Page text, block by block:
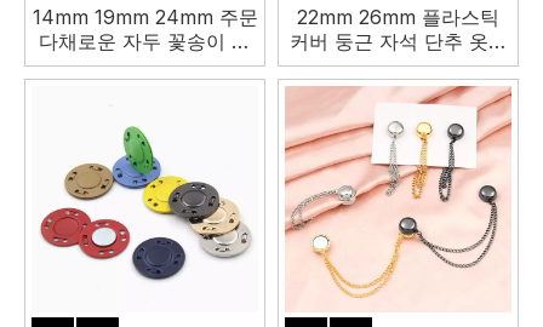
14mm 19mm 24mm 주문
다채로운 자두 꽃송이 금
속 스냅 잠그개 꿰매는 자
22mm 26mm 플라스틱
커버 둥근 자석 단추 옷을
위한 경쟁가격 자석 단추